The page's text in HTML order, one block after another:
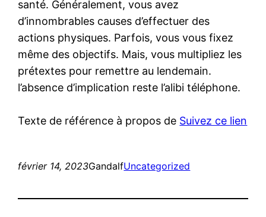
santé. Généralement, vous avez
d’innombrables causes d’effectuer des
actions physiques. Parfois, vous vous fixez
même des objectifs. Mais, vous multipliez les
prétextes pour remettre au lendemain.
l’absence d’implication reste l’alibi téléphone.
Texte de référence à propos de Suivez ce lien
février 14, 2023GandalfUncategorized